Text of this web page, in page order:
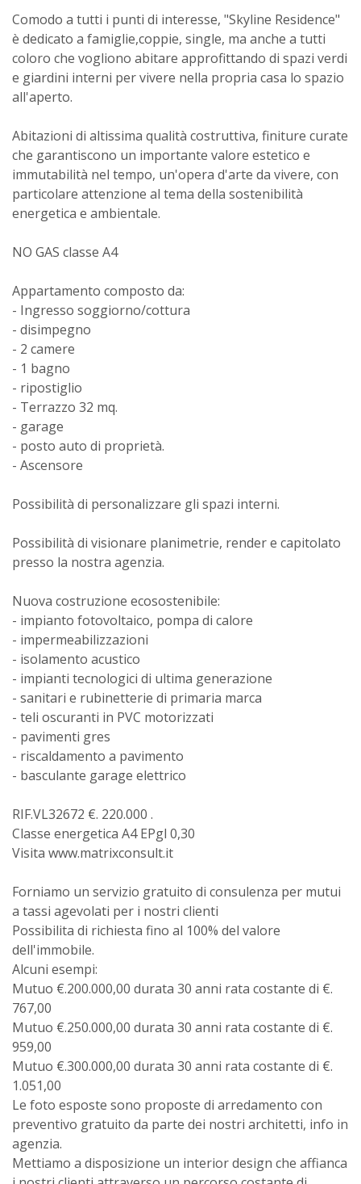
Comodo a tutti i punti di interesse, "Skyline Residence"
è dedicato a famiglie,coppie, single, ma anche a tutti
coloro che vogliono abitare approfittando di spazi verdi
e giardini interni per vivere nella propria casa lo spazio
all'aperto.
Abitazioni di altissima qualità costruttiva, finiture curate
che garantiscono un importante valore estetico e
immutabilità nel tempo, un'opera d'arte da vivere, con
particolare attenzione al tema della sostenibilità
energetica e ambientale.
NO GAS classe A4
Appartamento composto da:
- Ingresso soggiorno/cottura
- disimpegno
- 2 camere
- 1 bagno
- ripostiglio
- Terrazzo 32 mq.
- garage
- posto auto di proprietà.
- Ascensore
Possibilità di personalizzare gli spazi interni.
Possibilità di visionare planimetrie, render e capitolato
presso la nostra agenzia.
Nuova costruzione ecosostenibile:
- impianto fotovoltaico, pompa di calore
- impermeabilizzazioni
- isolamento acustico
- impianti tecnologici di ultima generazione
- sanitari e rubinetterie di primaria marca
- teli oscuranti in PVC motorizzati
- pavimenti gres
- riscaldamento a pavimento
- basculante garage elettrico
RIF.VL32672 €. 220.000 .
Classe energetica A4 EPgl 0,30
Visita www.matrixconsult.it
Forniamo un servizio gratuito di consulenza per mutui
a tassi agevolati per i nostri clienti
Possibilita di richiesta fino al 100% del valore
dell'immobile.
Alcuni esempi:
Mutuo €.200.000,00 durata 30 anni rata costante di €.
767,00
Mutuo €.250.000,00 durata 30 anni rata costante di €.
959,00
Mutuo €.300.000,00 durata 30 anni rata costante di €.
1.051,00
Le foto esposte sono proposte di arredamento con
preventivo gratuito da parte dei nostri architetti, info in
agenzia.
Mettiamo a disposizione un interior design che affianca